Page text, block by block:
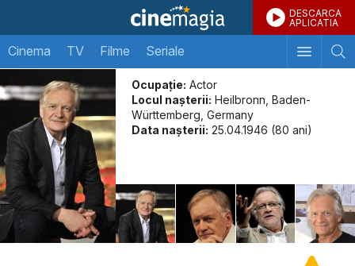
DESCARCA
APLICATIA
Cinema TV Filme Seriale
Ocupație: Actor
Locul naşterii: Heilbronn, Baden-
Württemberg, Germany
Data naşterii: 25.04.1946 (80 ani)